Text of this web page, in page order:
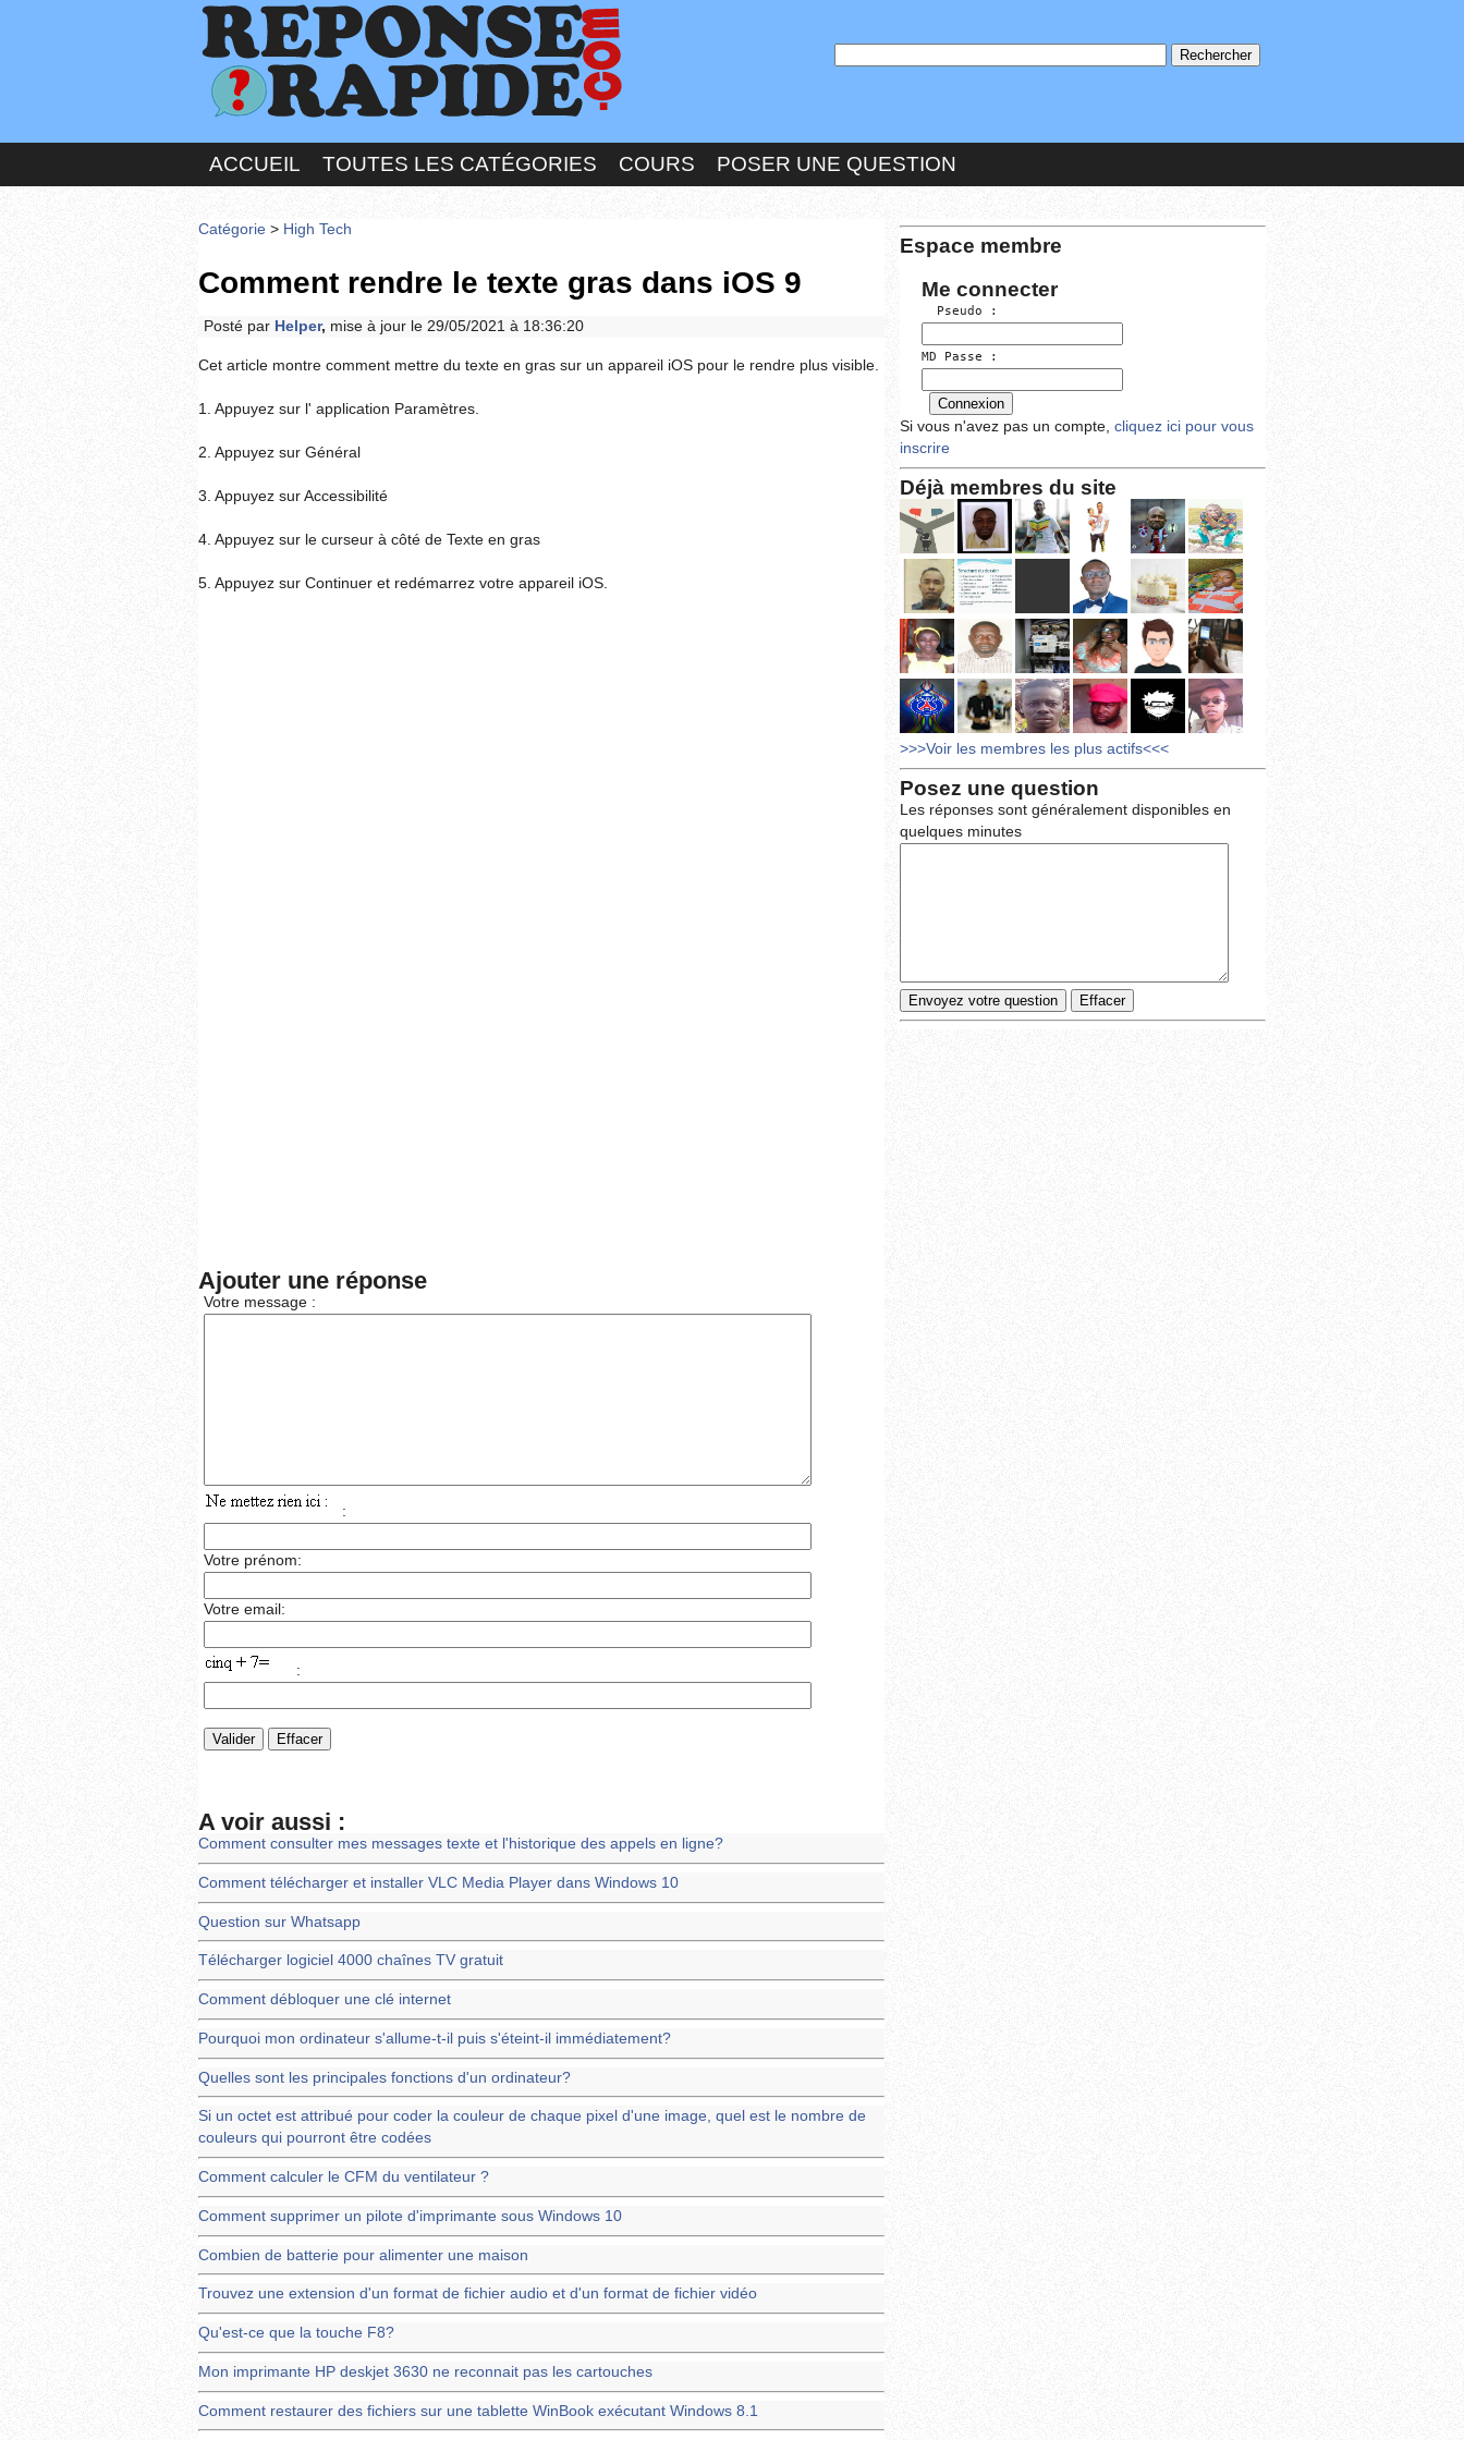
ACCUEIL TOUTES LES CATÉGORIES COURS POSER UNE QUESTION
Catégorie > High Tech
Comment rendre le texte gras dans iOS 9
Posté par Helper, mise à jour le 29/05/2021 à 18:36:20
Cet article montre comment mettre du texte en gras sur un appareil iOS pour le rendre plus visible.
1. Appuyez sur l' application Paramètres.
2. Appuyez sur Général
3. Appuyez sur Accessibilité
4. Appuyez sur le curseur à côté de Texte en gras
5. Appuyez sur Continuer et redémarrez votre appareil iOS.
Ajouter une réponse
Votre message :
:
Votre prénom:
Votre email:
:
A voir aussi :
Comment consulter mes messages texte et l'historique des appels en ligne?
Comment télécharger et installer VLC Media Player dans Windows 10
Question sur Whatsapp
Télécharger logiciel 4000 chaînes TV gratuit
Comment débloquer une clé internet
Pourquoi mon ordinateur s'allume-t-il puis s'éteint-il immédiatement?
Quelles sont les principales fonctions d'un ordinateur?
Si un octet est attribué pour coder la couleur de chaque pixel d'une image, quel est le nombre de
couleurs qui pourront être codées
Comment calculer le CFM du ventilateur ?
Comment supprimer un pilote d'imprimante sous Windows 10
Combien de batterie pour alimenter une maison
Trouvez une extension d'un format de fichier audio et d'un format de fichier vidéo
Qu'est-ce que la touche F8?
Mon imprimante HP deskjet 3630 ne reconnait pas les cartouches
Comment restaurer des fichiers sur une tablette WinBook exécutant Windows 8.1
Espace membre
Me connecter
  Pseudo :
MD Passe :
Si vous n'avez pas un compte, cliquez ici pour vous
inscrire
Déjà membres du site
>>>Voir les membres les plus actifs<<<
Posez une question
Les réponses sont généralement disponibles en
quelques minutes